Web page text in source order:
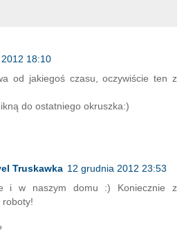
18:10
od jakiegoś czasu, oczywiście ten z
do ostatniego okruszka:)
Truskawka 12 grudnia 2012 23:53
i w naszym domu :) Koniecznie z
roboty!